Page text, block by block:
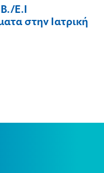
Ε.Ι
στην Ιατρική